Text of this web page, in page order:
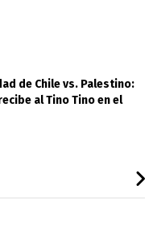
de Chile vs. Palestino:
al Tino Tino en el